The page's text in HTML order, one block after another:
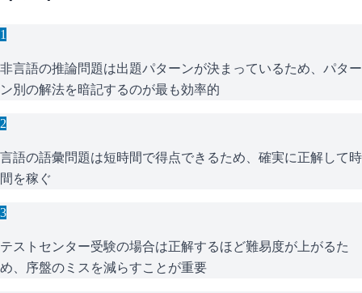
1
非言語の推論問題は出題パターンが決まっているため、パター
ン別の解法を暗記するのが最も効率的
2
言語の語彙問題は短時間で得点できるため、確実に正解して時
間を稼ぐ
3
テストセンター受験の場合は正解するほど難易度が上がるた
め、序盤のミスを減らすことが重要